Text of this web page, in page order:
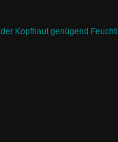
Kopfhaut genügend